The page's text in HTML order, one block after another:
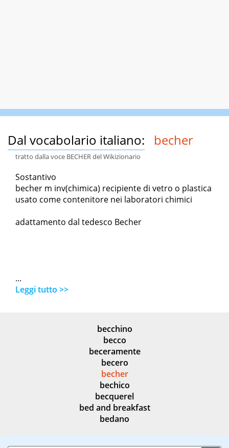
Dal vocabolario italiano: becher
tratto dalla voce BECHER del Wikizionario
Sostantivo
becher m inv(chimica) recipiente di vetro o plastica
usato come contenitore nei laboratori chimici
adattamento dal tedesco Becher
...
Leggi tutto >>
becchino
becco
beceramente
becero
becher
bechico
becquerel
bed and breakfast
bedano